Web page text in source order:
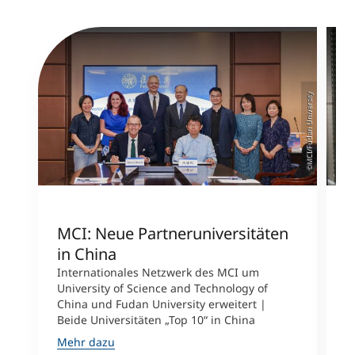
©MCI/Fudan University
MCI: Neue Partneruniversitäten
in China
Internationales Netzwerk des MCI um
University of Science and Technology of
China und Fudan University erweitert |
Beide Universitäten „Top 10“ in China
Mehr dazu